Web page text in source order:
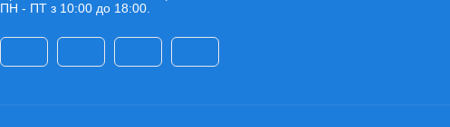
ПН - ПТ з 10:00 до 18:00.